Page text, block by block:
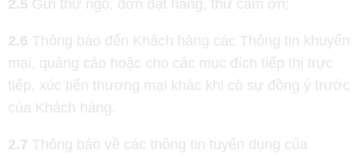
2.5 Gửi thư ngỏ, đơn đặt hàng, thư cảm ơn;
2.6 Thông báo đến Khách hàng các Thông tin khuyến
mại, quảng cáo hoặc cho các mục đích tiếp thị trực
tiếp, xúc tiến thương mại khác khi có sự đồng ý trước
của Khách hàng.
2.7 Thông báo về các thông tin tuyển dụng của